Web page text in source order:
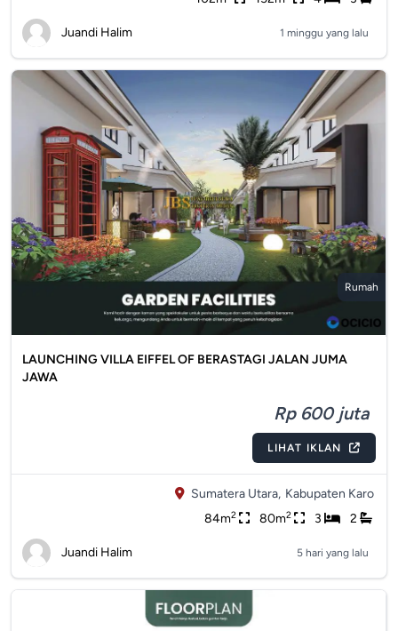
Juandi Halim 1 minggu yang lalu
Rumah
LAUNCHING VILLA EIFFEL OF BERASTAGI JALAN JUMA
JAWA
Rp 600 juta
LIHAT IKLAN
Sumatera Utara, Kabupaten Karo
84m2 80m2 3 2
Juandi Halim 5 hari yang lalu